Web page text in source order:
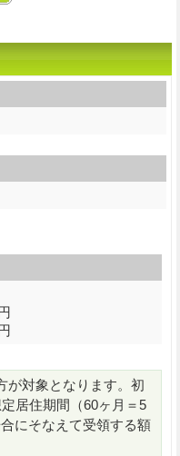
が対象となります。初
居住期間（60ヶ月＝5
にそなえて受領する額